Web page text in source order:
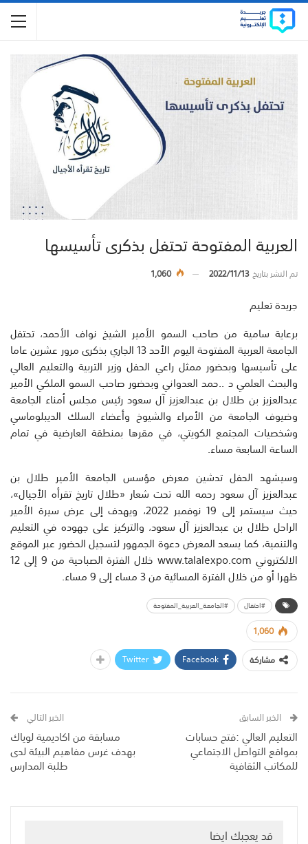
العربية المفتوحة تحتفل بذكرى تأسيسها
تم النشر بتاريخ2022/11/13
1,060
جريدة تعليم
برعاية سامية من صاحب السمو الأمير الشيخ نواف الأحمد، تحتفل
الجامعة العربية المفتوحة اليوم الأحد 13 الجاري بذكرى مرور عشرين عاما
على تأسيسها وبحضور ممثل راعي الحفل وزير التربية والتعليم العالي
والبحث العلمي د ..حمد العدواني وبحضور صاحب السمو الملكي الأمير
عبدالعزيز بن طلال بن عبدالعزيز آل سعود رئيس مجلس أمناء الجامعة
وضيوف الجامعة من الأمراء والشيوخ وأعضاء السلك الديبلوماسي
وشخصيات المجتمع الكويتي، في مقرها بمنطقة العارضية في تمام
الساعة السابعة مساء.
وسيشهد الحفل تدشين معرض مؤسس الجامعة الأمير طلال بن
عبدالعزيز آل سعود رحمه الله تحت شعار «طلال تاريخ تقرأه الأجيال»،
حيث سيستمر إلى 19 نوفمبر 2022، ويهدف إلى عرض سيرة الأمير
الراحل طلال بن عبدالعزيز آل سعود، والتركيز على جهوده في التعليم
والتنمية، كما يسعد المعرض دعوة الجمهور لتسجيل الحضور عبر الموقع
الالكتروني www.talalexpo.com خلال الفترة الصباحية من 9 إلى 12
ظهرا أو من خلال الفترة المسائية من 3 مساء إلى 9 مساء.
#احتفال #الجامعة_العربية_المفتوحة
1,060
مشاركة
Facebook
Twitter
الخبر السابق
التعليم العالي :فتح حسابات
بمواقع التواصل الاجتماعي
للمكاتب الثقافية
الخبر التالي
مسابقة من اكاديمية لوياك
بهدف غرس مفاهيم البيئة لدى
طلبة المدارس
قد يعجبك ايضا